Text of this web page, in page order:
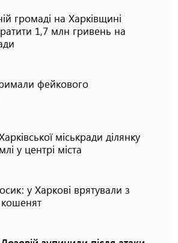
громаді на Харківщині
1,7 млн гривень на
фейкового
міськради ділянку
у центрі міста
у Харкові врятували з